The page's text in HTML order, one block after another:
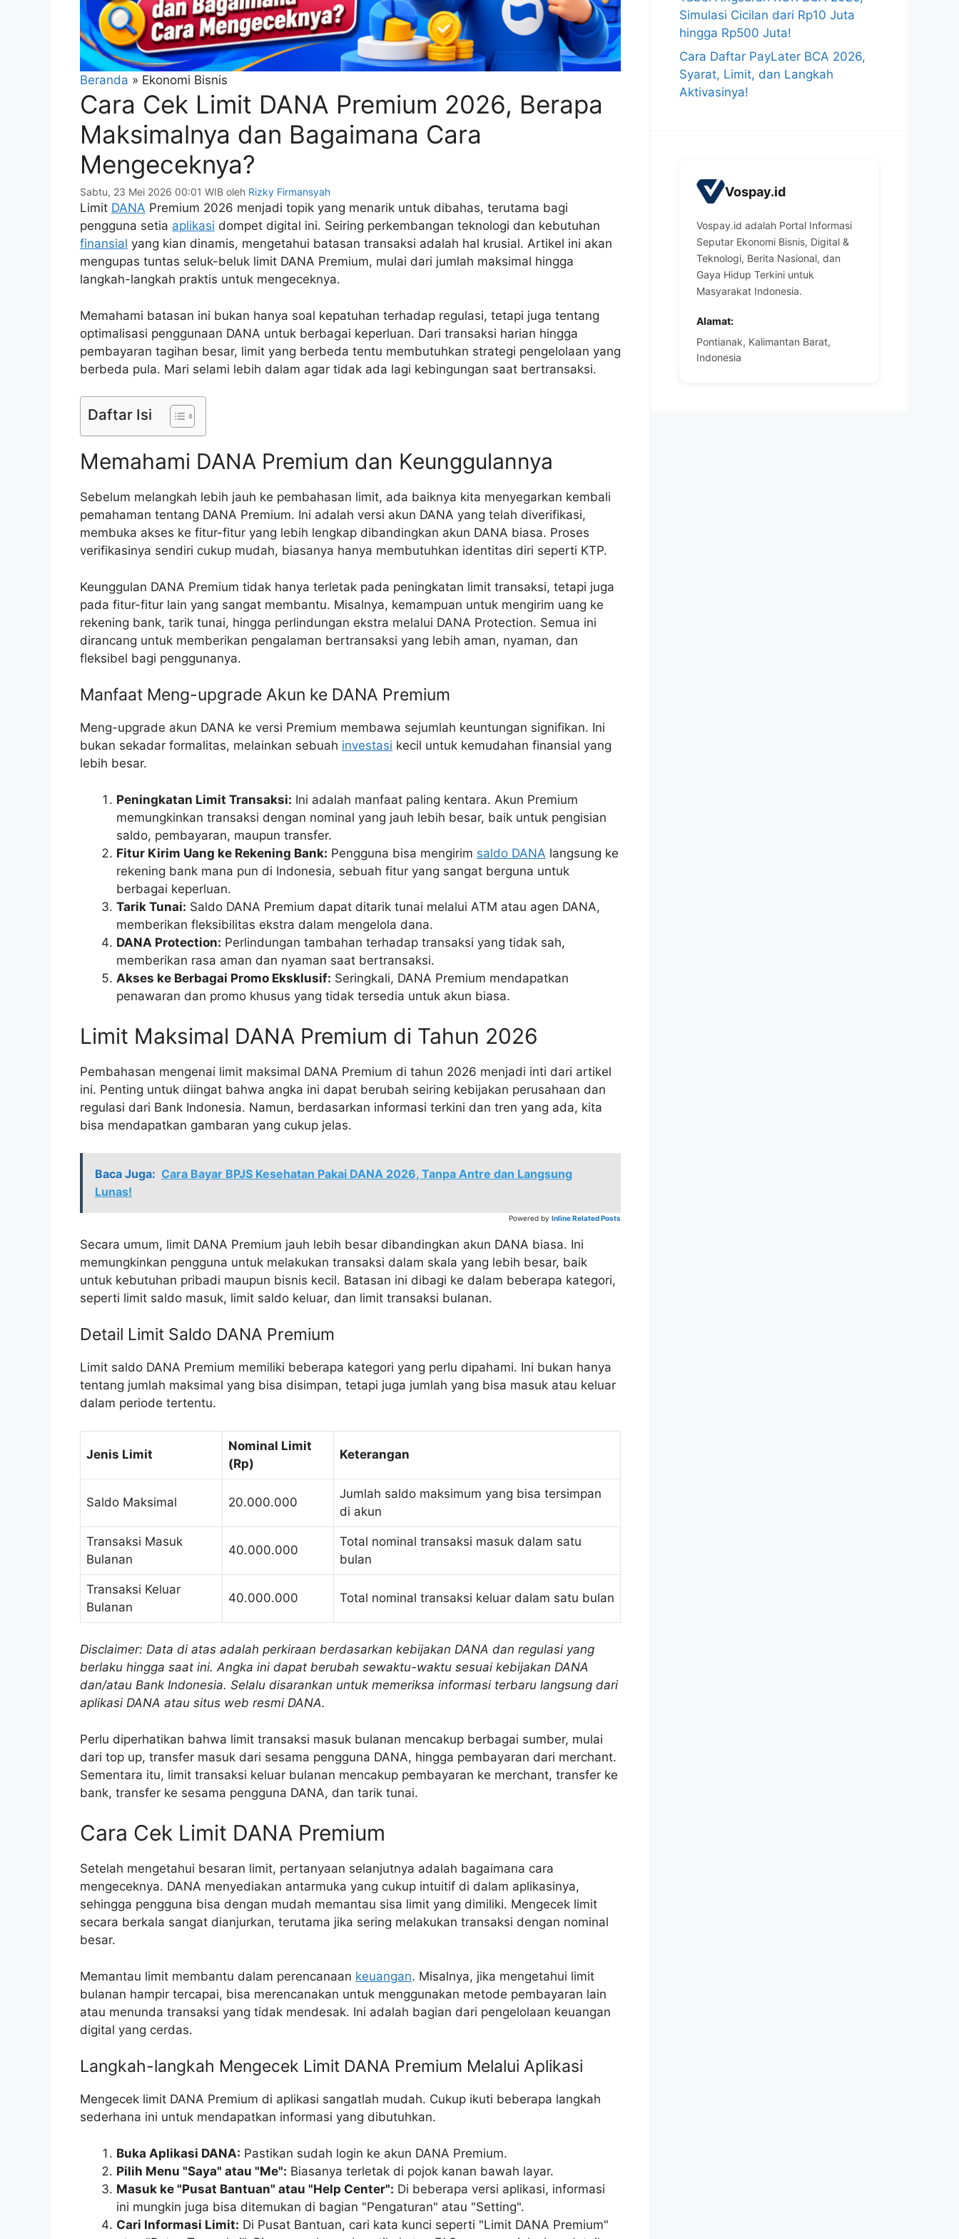
Beranda » Ekonomi Bisnis
Cara Cek Limit DANA Premium 2026, Berapa
Maksimalnya dan Bagaimana Cara
Mengeceknya?
Sabtu, 23 Mei 2026 00:01 WIB oleh Rizky Firmansyah
Limit DANA Premium 2026 menjadi topik yang menarik untuk dibahas, terutama bagi
pengguna setia aplikasi dompet digital ini. Seiring perkembangan teknologi dan kebutuhan
finansial yang kian dinamis, mengetahui batasan transaksi adalah hal krusial. Artikel ini akan
mengupas tuntas seluk-beluk limit DANA Premium, mulai dari jumlah maksimal hingga
langkah-langkah praktis untuk mengeceknya.
Memahami batasan ini bukan hanya soal kepatuhan terhadap regulasi, tetapi juga tentang
optimalisasi penggunaan DANA untuk berbagai keperluan. Dari transaksi harian hingga
pembayaran tagihan besar, limit yang berbeda tentu membutuhkan strategi pengelolaan yang
berbeda pula. Mari selami lebih dalam agar tidak ada lagi kebingungan saat bertransaksi.
Daftar Isi
Memahami DANA Premium dan Keunggulannya
Sebelum melangkah lebih jauh ke pembahasan limit, ada baiknya kita menyegarkan kembali
pemahaman tentang DANA Premium. Ini adalah versi akun DANA yang telah diverifikasi,
membuka akses ke fitur-fitur yang lebih lengkap dibandingkan akun DANA biasa. Proses
verifikasinya sendiri cukup mudah, biasanya hanya membutuhkan identitas diri seperti KTP.
Keunggulan DANA Premium tidak hanya terletak pada peningkatan limit transaksi, tetapi juga
pada fitur-fitur lain yang sangat membantu. Misalnya, kemampuan untuk mengirim uang ke
rekening bank, tarik tunai, hingga perlindungan ekstra melalui DANA Protection. Semua ini
dirancang untuk memberikan pengalaman bertransaksi yang lebih aman, nyaman, dan
fleksibel bagi penggunanya.
Manfaat Meng-upgrade Akun ke DANA Premium
Meng-upgrade akun DANA ke versi Premium membawa sejumlah keuntungan signifikan. Ini
bukan sekadar formalitas, melainkan sebuah investasi kecil untuk kemudahan finansial yang
lebih besar.
Peningkatan Limit Transaksi: Ini adalah manfaat paling kentara. Akun Premium
memungkinkan transaksi dengan nominal yang jauh lebih besar, baik untuk pengisian
saldo, pembayaran, maupun transfer.
Fitur Kirim Uang ke Rekening Bank: Pengguna bisa mengirim saldo DANA langsung ke
rekening bank mana pun di Indonesia, sebuah fitur yang sangat berguna untuk
berbagai keperluan.
Tarik Tunai: Saldo DANA Premium dapat ditarik tunai melalui ATM atau agen DANA,
memberikan fleksibilitas ekstra dalam mengelola dana.
DANA Protection: Perlindungan tambahan terhadap transaksi yang tidak sah,
memberikan rasa aman dan nyaman saat bertransaksi.
Akses ke Berbagai Promo Eksklusif: Seringkali, DANA Premium mendapatkan
penawaran dan promo khusus yang tidak tersedia untuk akun biasa.
Limit Maksimal DANA Premium di Tahun 2026
Pembahasan mengenai limit maksimal DANA Premium di tahun 2026 menjadi inti dari artikel
ini. Penting untuk diingat bahwa angka ini dapat berubah seiring kebijakan perusahaan dan
regulasi dari Bank Indonesia. Namun, berdasarkan informasi terkini dan tren yang ada, kita
bisa mendapatkan gambaran yang cukup jelas.
Baca Juga: Cara Bayar BPJS Kesehatan Pakai DANA 2026, Tanpa Antre dan Langsung
Lunas!
Powered by Inline Related Posts
Secara umum, limit DANA Premium jauh lebih besar dibandingkan akun DANA biasa. Ini
memungkinkan pengguna untuk melakukan transaksi dalam skala yang lebih besar, baik
untuk kebutuhan pribadi maupun bisnis kecil. Batasan ini dibagi ke dalam beberapa kategori,
seperti limit saldo masuk, limit saldo keluar, dan limit transaksi bulanan.
Detail Limit Saldo DANA Premium
Limit saldo DANA Premium memiliki beberapa kategori yang perlu dipahami. Ini bukan hanya
tentang jumlah maksimal yang bisa disimpan, tetapi juga jumlah yang bisa masuk atau keluar
dalam periode tertentu.
Jenis Limit
Nominal Limit
(Rp)
Keterangan
Saldo Maksimal 20.000.000
Jumlah saldo maksimum yang bisa tersimpan
di akun
Transaksi Masuk
Bulanan
40.000.000
Total nominal transaksi masuk dalam satu
bulan
Transaksi Keluar
Bulanan
40.000.000 Total nominal transaksi keluar dalam satu bulan
Disclaimer: Data di atas adalah perkiraan berdasarkan kebijakan DANA dan regulasi yang
berlaku hingga saat ini. Angka ini dapat berubah sewaktu-waktu sesuai kebijakan DANA
dan/atau Bank Indonesia. Selalu disarankan untuk memeriksa informasi terbaru langsung dari
aplikasi DANA atau situs web resmi DANA.
Perlu diperhatikan bahwa limit transaksi masuk bulanan mencakup berbagai sumber, mulai
dari top up, transfer masuk dari sesama pengguna DANA, hingga pembayaran dari merchant.
Sementara itu, limit transaksi keluar bulanan mencakup pembayaran ke merchant, transfer ke
bank, transfer ke sesama pengguna DANA, dan tarik tunai.
Cara Cek Limit DANA Premium
Setelah mengetahui besaran limit, pertanyaan selanjutnya adalah bagaimana cara
mengeceknya. DANA menyediakan antarmuka yang cukup intuitif di dalam aplikasinya,
sehingga pengguna bisa dengan mudah memantau sisa limit yang dimiliki. Mengecek limit
secara berkala sangat dianjurkan, terutama jika sering melakukan transaksi dengan nominal
besar.
Memantau limit membantu dalam perencanaan keuangan. Misalnya, jika mengetahui limit
bulanan hampir tercapai, bisa merencanakan untuk menggunakan metode pembayaran lain
atau menunda transaksi yang tidak mendesak. Ini adalah bagian dari pengelolaan keuangan
digital yang cerdas.
Langkah-langkah Mengecek Limit DANA Premium Melalui Aplikasi
Mengecek limit DANA Premium di aplikasi sangatlah mudah. Cukup ikuti beberapa langkah
sederhana ini untuk mendapatkan informasi yang dibutuhkan.
Buka Aplikasi DANA: Pastikan sudah login ke akun DANA Premium.
Pilih Menu "Saya" atau "Me": Biasanya terletak di pojok kanan bawah layar.
Masuk ke "Pusat Bantuan" atau "Help Center": Di beberapa versi aplikasi, informasi
ini mungkin juga bisa ditemukan di bagian "Pengaturan" atau "Setting".
Cari Informasi Limit: Di Pusat Bantuan, cari kata kunci seperti "Limit DANA Premium"
Simulasi Cicilan dari Rp10 Juta
hingga Rp500 Juta!
Cara Daftar PayLater BCA 2026,
Syarat, Limit, dan Langkah
Aktivasinya!
Vospay.id
Vospay.id adalah Portal Informasi
Seputar Ekonomi Bisnis, Digital &
Teknologi, Berita Nasional, dan
Gaya Hidup Terkini untuk
Masyarakat Indonesia.
Alamat:
Pontianak, Kalimantan Barat,
Indonesia